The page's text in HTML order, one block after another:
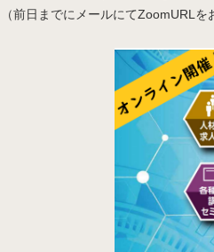
（前日までにメールにてZoomURLを